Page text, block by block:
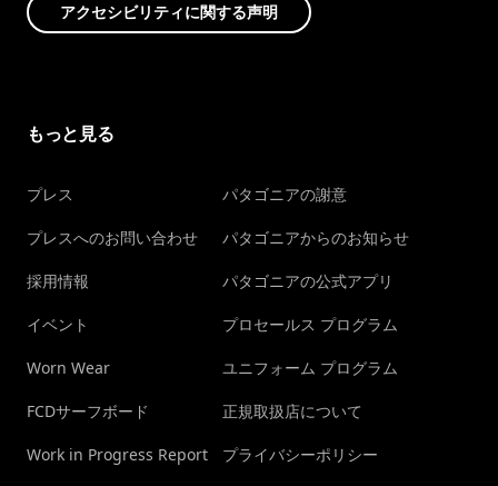
アクセシビリティに関する声明
もっと見る
プレス
プレスへのお問い合わせ
採用情報
イベント
Worn Wear
FCDサーフボード
Work in Progress Report
パタゴニアの謝意
パタゴニアからのお知らせ
パタゴニアの公式アプリ
プロセールス プログラム
ユニフォーム プログラム
正規取扱店について
プライバシーポリシー